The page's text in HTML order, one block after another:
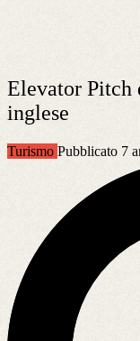
Elevator Pitch
inglese
Turismo Pubblicato 7